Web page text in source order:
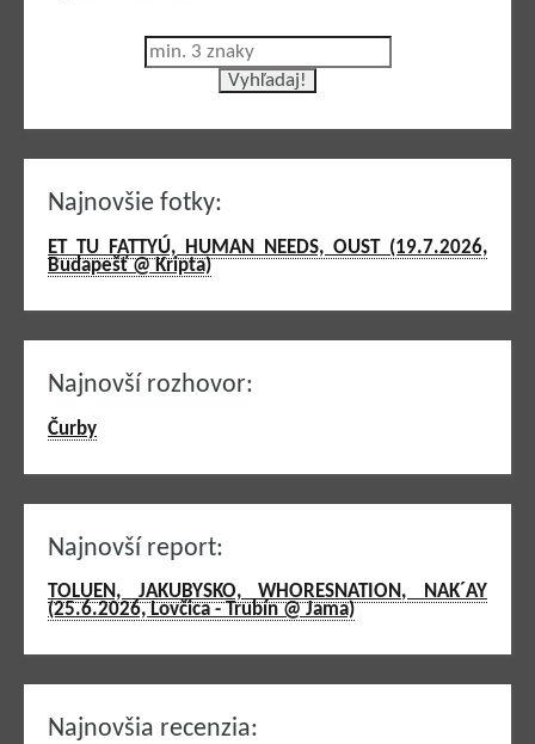
Najnovšie fotky:
ET TU FATTYÚ, HUMAN NEEDS, OUST (19.7.2026,
Budapešť @ Kripta)
Najnovší rozhovor:
Čurby
Najnovší report:
TOLUEN, JAKUBYSKO, WHORESNATION, NAK´AY
(25.6.2026, Lovčica - Trubín @ Jama)
Najnovšia recenzia: